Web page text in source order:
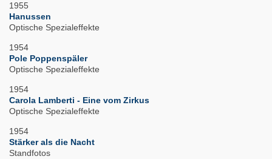
1955
Hanussen
Optische Spezialeffekte
1954
Pole Poppenspäler
Optische Spezialeffekte
1954
Carola Lamberti - Eine vom Zirkus
Optische Spezialeffekte
1954
Stärker als die Nacht
Standfotos